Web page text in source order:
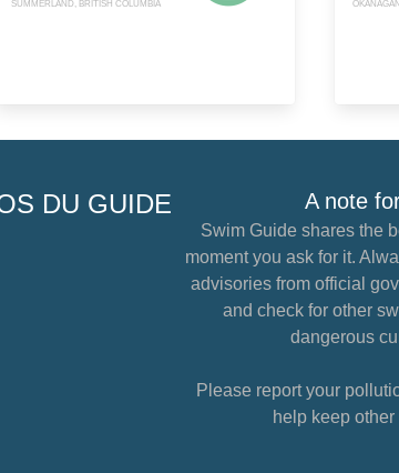
SUMMERLAND, BRITISH COLUMBIA
DU GUIDE A note
Swim Guide shares the
moment you ask for it.
advisories from official
and check for other
dangerous
Please report your
help keep